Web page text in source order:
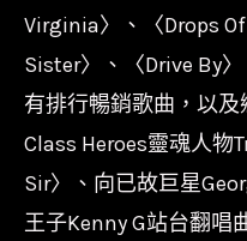
Train-
永
遠
追
Virginia〉、〈Drops
Sister〉、〈Drive By
有排行暢銷歌曲，以
Class Heroes靈魂人物
Sir〉、向已故巨星
王子Kenny G站台翻唱